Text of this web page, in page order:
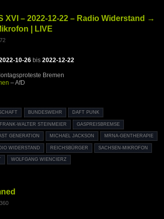
XVI – 2022-12-22 – Radio Widerstand →
| LIVE
10-26bis 2022-12-22
Bremen
– AfD
BUNDESWEHR DAFT PUNK
FRANK-WALTER STEINMEIER GASPREISBREMSE
GENERATION MICHAEL JACKSON MRNA-GENTHERAPIE
WIDERSTAND REICHSBÜRGER SACHSEN-MIKROFON
WOLFGANG WIENCIERZ
360